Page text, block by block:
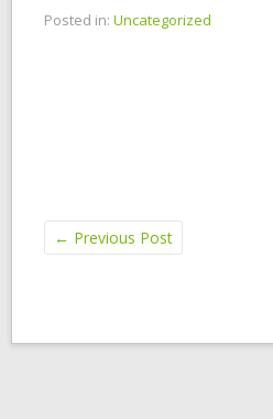
Posted in: Uncategorized
← Previous Post